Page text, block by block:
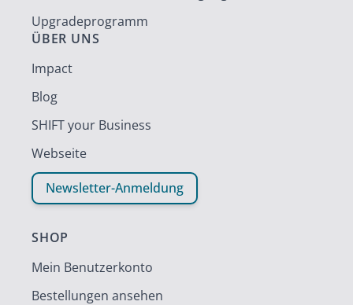
Upgradeprogramm
ÜBER UNS
Impact
Blog
SHIFT your Business
Webseite
Newsletter-Anmeldung
SHOP
Mein Benutzerkonto
Bestellungen ansehen